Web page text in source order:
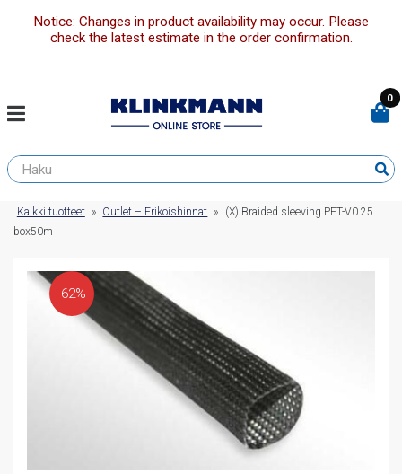
Notice: Changes in product availability may occur. Please
check the latest estimate in the order confirmation.
0
Kaikki tuotteet » Outlet – Erikoishinnat »
(X) Braided sleeving PET-V0 25
box50m
-62%